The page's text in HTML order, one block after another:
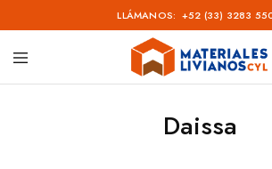
LLÁMANOS: +52 (33) 3283
Materiales
Daissa